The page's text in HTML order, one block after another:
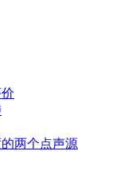
两个点声源